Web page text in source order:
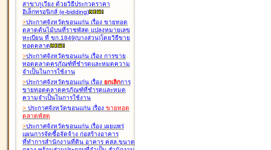
สาขาภูเวียง ด้วยวิธีประกวดราคา
อิเล็กทรอนิกส์ (e-bidding)
>ประกาศจังหวัดขอนแก่น เรื่อง ขายทอด
ตลาดต้นไม้บนที่ราชพัสดุ แปลงหมายเลข
ทะเบียน ที่ ขก.1849(บางส่วน)โดยวิธีขาย
ทอดตลาด
>ประกาศจังหวัดขอนแก่น เรื่อง การขาย
ทอดตลาดครุภัณฑ์ที่ชำรุดและหมดความ
จำเป็นในการใช้งาน
>ประกาศจังหวัดขอนแก่น เรื่อง ยกเลิกการ
ขายทอดตลาดครุภัณฑ์ที่ชำรุดและหมด
ความจำเป็นในการใช้งาน
> ประกาศจังหวัดขอนแก่น เรื่อง ขายทอด
ตลาดพัสดุ
>ประกาศจังหวัดขอนแก่น เรื่อง เผยแพร่
แผนการจัดซื้อจัดจ้าง ก่อสร้างอาคาร
ที่ทำการสำนักงานที่ดิน อาคาร คสล.ขนาด